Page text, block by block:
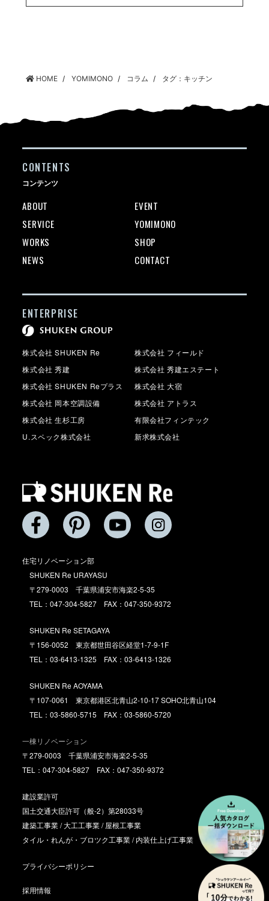
HOME YOMIMONO コラム タグ：キッチン
住宅リノベーション部
SHUKEN Re URAYASU
〒279-0003 千葉県浦安市海楽2-5-35
TEL：047-304-5827 FAX：047-350-9372
SHUKEN Re SETAGAYA
〒156-0052 東京都世田谷区経堂1-7-9-1F
TEL：03-6413-1325 FAX：03-6413-1326
SHUKEN Re AOYAMA
〒107-0061 東京都港区北青山2-10-17 SOHO北青山104
TEL：03-5860-5715 FAX：03-5860-5720
一棟リノベーション
〒279-0003 千葉県浦安市海楽2-5-35
TEL：047-304-5827 FAX：047-350-9372
建設業許可
国土交通大臣許可（般-2）第28033号
建築工事業 / 大工工事業 / 屋根工事業
タイル・れんが・ブロツク工事業 / 内装仕上げ工事業
プライバシーポリシー
CONTENTS
コンテンツ
ABOUT
EVENT
SERVICE
YOMIMONO
WORKS
SHOP
NEWS
CONTACT
ENTERPRISE
株式会社 SHUKEN Re
株式会社 フィールド
株式会社 秀建
株式会社 秀建エステート
株式会社 SHUKEN Reプラス
株式会社 大宿
株式会社 岡本空調設備
株式会社 アトラス
株式会社 生杉工房
有限会社フィンテック
U.スペック株式会社
新求株式会社
採用情報